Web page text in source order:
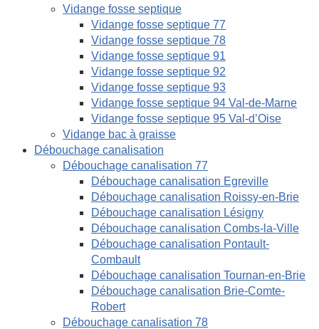
Vidange fosse septique
Vidange fosse septique 77
Vidange fosse septique 78
Vidange fosse septique 91
Vidange fosse septique 92
Vidange fosse septique 93
Vidange fosse septique 94 Val-de-Marne
Vidange fosse septique 95 Val-d’Oise
Vidange bac à graisse
Débouchage canalisation
Débouchage canalisation 77
Débouchage canalisation Egreville
Débouchage canalisation Roissy-en-Brie
Débouchage canalisation Lésigny
Débouchage canalisation Combs-la-Ville
Débouchage canalisation Pontault-
Combault
Débouchage canalisation Tournan-en-Brie
Débouchage canalisation Brie-Comte-
Robert
Débouchage canalisation 78